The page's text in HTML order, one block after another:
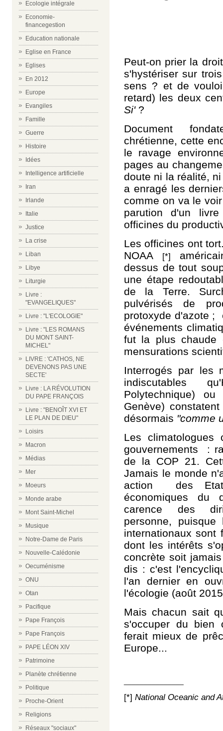
Ecologie intégrale
Economie-
financegestion
Education nationale
Eglise en France
Eglises
En 2012
Europe
Evangiles
Famille
Guerre
Histoire
Idées
Intelligence artificielle
Iran
Irlande
Italie
Justice
La crise
Liban
Libye
Liturgie
Livre :
"EVANGELIQUES"
Livre : "L'ECOLOGIE"
Livre : "LES ROMANS
DU MONT SAINT-
MICHEL"
LIVRE : 'CATHOS, NE
DEVENONS PAS UNE
SECTE'
Livre : LA RÉVOLUTION
DU PAPE FRANÇOIS
Livre : "BENOÎT XVI ET
LE PLAN DE DIEU"
Loisirs
Macron
Médias
Mer
Moeurs
Monde arabe
Mont Saint-Michel
Musique
Notre-Dame de Paris
Nouvelle-Calédonie
Oecuménisme
ONU
Otan
Pacifique
Pape François
Pape François
PAPE LÉON XIV
Patrimoine
Planète chrétienne
Politique
Proche-Orient
Religions
Réseaux "sociaux"
Peut-on prier la
s'hystériser sur
sens ? et de
retard) les deux
Si'?
Document
chrétienne, cette
le ravage
pages au
doute ni la réalité,
a enragé les
comme on va le
parution d'un
officines du
Les officines ont
NOAA
[*]
dessus de tout
une étape
de la Terre.
pulvérisés de
protoxyde d'azote ;
événements
fut la plus chaude
mensurations
Interrogés par les
indiscutables
Polytechnique)
Genève)
désormais "comme
Les climatologues
gouvernements :
de la COP 21.
Jamais le monde
action des
économiques du
carence des
personne, puisque
internationaux sont
dont les intérêts
concrète soit
dis : c'est
l'an dernieren
l'écologie (août
Mais chacun sait
s'occuper du bien
ferait mieux de
Europe...
[*] National Oceanic and